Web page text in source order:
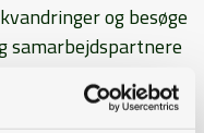
og besøge
samarbejdspartnere
i nutidens landbrug